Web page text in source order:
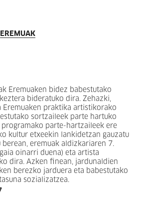
EREMUAK
Eremuaken bidez babestutako
bideratuko dira. Zehazki,
Eremuaken praktika artistikorako
sortzaileek parte hartuko
programako parte-hartzaileek ere
kultur etxeekin lankidetzan gauzatu
berean, eremuak aldizkariaren 7.
oinarri duena) eta artista
dira. Azken finean, jardunaldien
berezko jarduera eta babestutako
sozializatzea.